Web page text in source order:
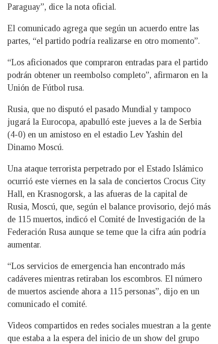
Paraguay”, dice la nota oficial.
El comunicado agrega que según un acuerdo entre las
partes, “el partido podría realizarse en otro momento”.
“Los aficionados que compraron entradas para el partido
podrán obtener un reembolso completo”, afirmaron en la
Unión de Fútbol rusa.
Rusia, que no disputó el pasado Mundial y tampoco
jugará la Eurocopa, apabulló este jueves a la de Serbia
(4-0) en un amistoso en el estadio Lev Yashin del
Dinamo Moscú.
Una ataque terrorista perpetrado por el Estado Islámico
ocurrió este viernes en la sala de conciertos Crocus City
Hall, en Krasnogorsk, a las afueras de la capital de
Rusia, Moscú, que, según el balance provisorio, dejó más
de 115 muertos, indicó el Comité de Investigación de la
Federación Rusa aunque se teme que la cifra aún podría
aumentar.
“Los servicios de emergencia han encontrado más
cadáveres mientras retiraban los escombros. El número
de muertos asciende ahora a 115 personas”, dijo en un
comunicado el comité.
Videos compartidos en redes sociales muestran a la gente
que estaba a la espera del inicio de un show del grupo